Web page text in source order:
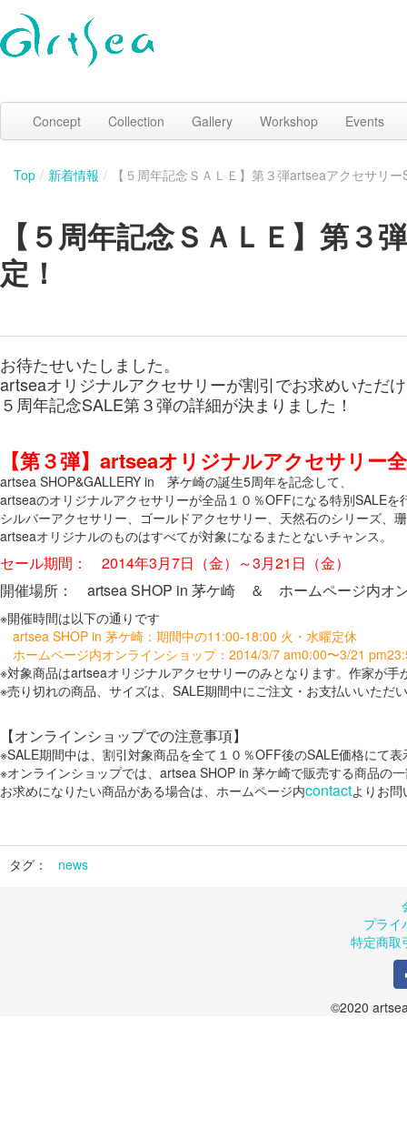
Concept Collection Gallery Workshop Events
Top / 新着情報 / 【５周年記念ＳＡＬＥ】第３弾artseaアクセサリ
【５周年記念ＳＡＬＥ】第
定！
お待たせいたしました。
artseaオリジナルアクセサリーが割引でお求めいただ
５周年記念SALE第３弾の詳細が決まりました！
【第３弾】artseaオリジナルアクセサリー
artsea SHOP&GALLERY in 茅ケ崎の誕生5周年を記念して、
artseaのオリジナルアクセサリーが全品１０％OFFになる特別SALEを
シルバーアクセサリー、ゴールドアクセサリー、天然石のシリーズ、
artseaオリジナルのものはすべてが対象になるまたとないチャンス。
セール期間： 2014年3月7日（金）～3月21日（金）
開催場所： artsea SHOP in 茅ケ崎 ＆ ホームページ内オ
※開催時間は以下の通りです
artsea SHOP in 茅ケ崎：期間中の11:00-18:00 火・水曜定休
ホームページ内オンラインショップ：2014/3/7 am0:00〜3/21
※対象商品はartseaオリジナルアクセサリーのみとなります。作家が
※売り切れの商品、サイズは、SALE期間中にご注文・お支払いいた
【オンラインショップでの注意事項】
※SALE期間中は、割引対象商品を全て１０％OFF後のSALE価格にて表
※オンラインショップでは、artsea SHOP in 茅ケ崎で販売する商品の
お求めになりたい商品がある場合は、ホームページ内contactよりお
タグ： news
プライ
特定商取
©2020